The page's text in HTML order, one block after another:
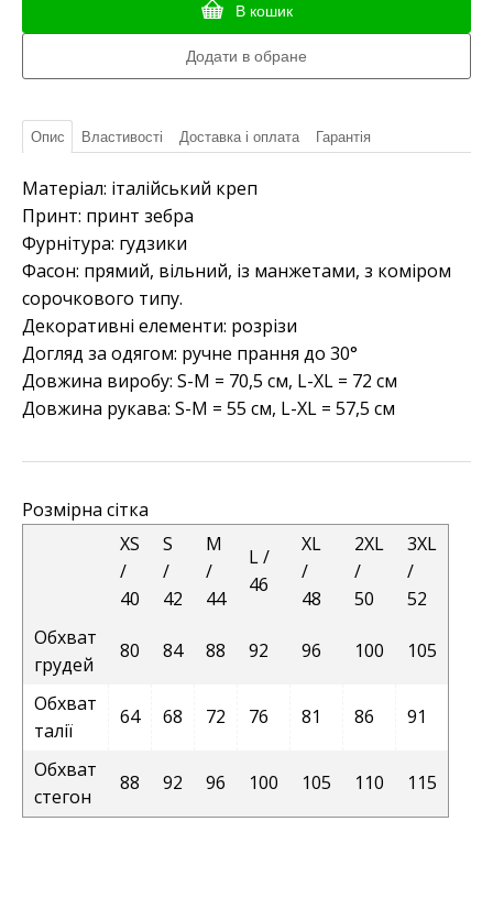
В кошик
Опис Властивості Доставка і оплата Гарантія
Матеріал: італійський креп
Принт: принт зебра
Фурнітура: гудзики
Фасон: прямий, вільний, із манжетами, з коміром
сорочкового типу.
Декоративні елементи: розрізи
Догляд за одягом: ручне прання до 30°
Довжина виробу: S-M = 70,5 см, L-XL = 72 см
Довжина рукава: S-M = 55 см, L-XL = 57,5 см
Розмірна сітка
XS
/
40
S
/
42
M
/
44
L /
46
XL
/
48
2XL
/
50
3XL
/
52
Обхват
грудей
80 84 88 92 96 100 105
Обхват
талії
64 68 72 76 81 86 91
Обхват
стегон
88 92 96 100 105 110 115